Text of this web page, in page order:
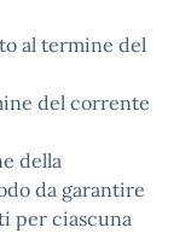
al termine del
del corrente
della
da garantire
per ciascuna